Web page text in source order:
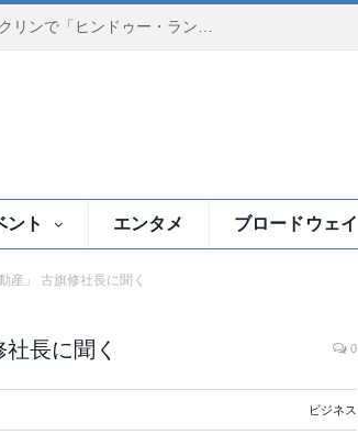
夕暮れのイースト川で祈りの灯、ブルックリンで「ヒンドゥー・ランプ・セレモニー」
ント エンタメ ブロードウェイ
産」 古旗修社長に聞く
長に聞く 0
ビジネス